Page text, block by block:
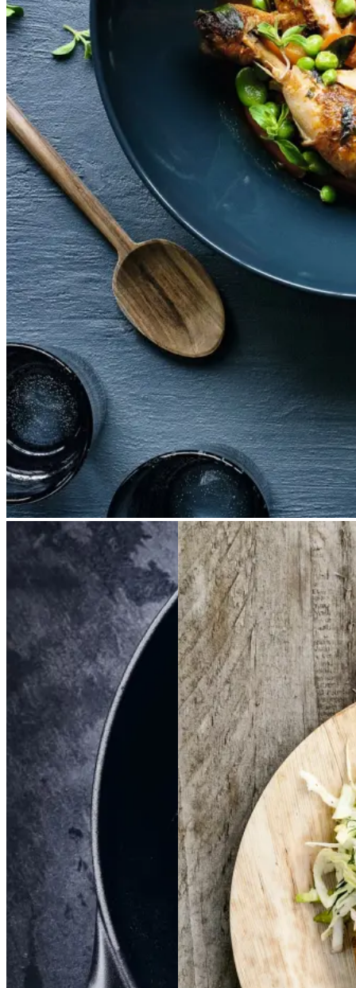
Gem opskrift
Aftensmad
Gustu i La Paz i Bolivia, der
drives af Melting Pot Fonden, og
som har Kamilla Seidler som
køkkenchef, har bidraget med
denne ret fra de bolivianske
højder. Det bolivianske køkken er
nok først og fremmest præget af
spanske indtryk, men med lokale
råvarer. Den elskede kartoffel får
tit en fremtrædende rolle i denne
bjergkøkken ret, som har rødder i
Andesbjergene.
BraiseretBraiseret
oksetværreboksetvæ
rreb
Gem opskrift
Dansk mad
Vintermad
Aftensmad
FrikadellerFrikadell
er medmed
smørspidskål,smørsp
idskål,
kartoflerkartofler
ogog
sennepsdressingsenn
epsdressing
Gem opskrift
Aftensmad
Forårsmad